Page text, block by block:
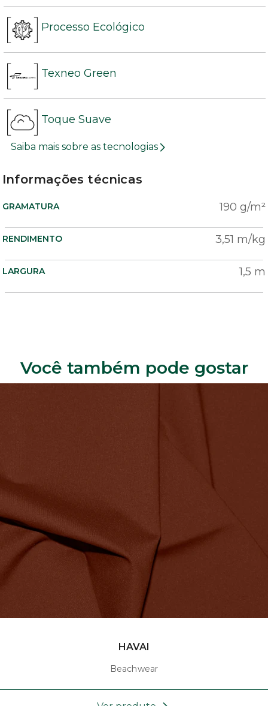
Processo Ecológico
Texneo Green
Toque Suave
Saiba mais sobre as tecnologias
Informações técnicas
GRAMATURA 190 g/m²
RENDIMENTO 3,51 m/kg
LARGURA 1,5 m
Você também pode gostar
HAVAI
Beachwear